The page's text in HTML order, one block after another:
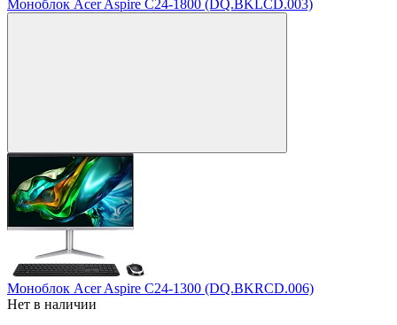
Моноблок Acer Aspire C24-1800 (DQ.BKLCD.003)
Моноблок Acer Aspire C24-1300 (DQ.BKRCD.006)
Нет в наличии